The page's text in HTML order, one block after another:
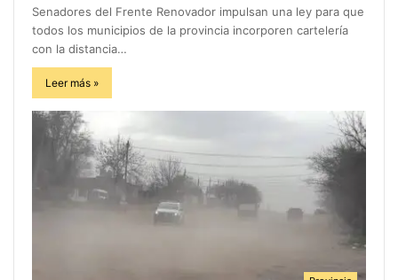
Senadores del Frente Renovador impulsan una ley para que
todos los municipios de la provincia incorporen cartelería
con la distancia…
Leer más »